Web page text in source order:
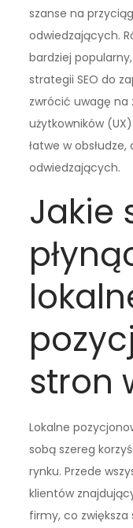
szanse na
odwiedzających.
bardziej
strategii SEO do
zwrócić uwagę na
użytkowników
łatwe w
odwiedzających.
Jakie
stron
Lokalne
sobą szereg
rynku. Przede
klientów
firmy, co zwiększa